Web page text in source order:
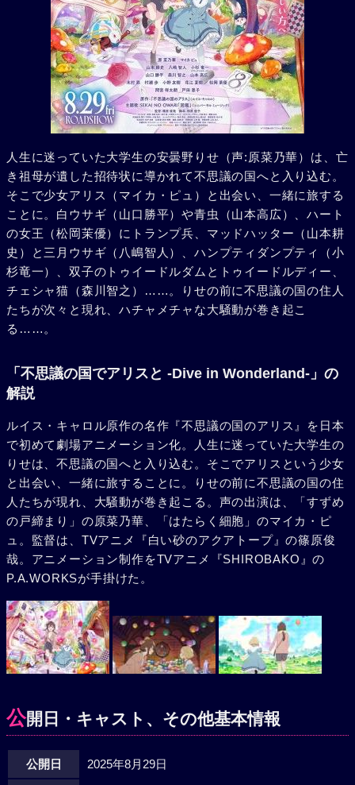
人生に迷っていた大学生の安曇野りせ（声:原菜乃華）は、亡
き祖母が遺した招待状に導かれて不思議の国へと入り込む。
そこで少女アリス（マイカ・ピュ）と出会い、一緒に旅する
ことに。白ウサギ（山口勝平）や青虫（山本高広）、ハート
の女王（松岡茉優）にトランプ兵、マッドハッター（山本耕
史）と三月ウサギ（八嶋智人）、ハンプティダンプティ（小
杉竜一）、双子のトゥイードルダムとトゥイードルディー、
チェシャ猫（森川智之）……。りせの前に不思議の国の住人
たちが次々と現れ、ハチャメチャな大騒動が巻き起こ
る……。
「不思議の国でアリスと -Dive in Wonderland-」の
解説
ルイス・キャロル原作の名作『不思議の国のアリス』を日本
で初めて劇場アニメーション化。人生に迷っていた大学生の
りせは、不思議の国へと入り込む。そこでアリスという少女
と出会い、一緒に旅することに。りせの前に不思議の国の住
人たちが現れ、大騒動が巻き起こる。声の出演は、「すずめ
の戸締まり」の原菜乃華、「はたらく細胞」のマイカ・ピ
ュ。監督は、TVアニメ『白い砂のアクアトープ』の篠原俊
哉。アニメーション制作をTVアニメ『SHIROBAKO』の
P.A.WORKSが手掛けた。
公開日・キャスト、その他基本情報
公開日 2025年8月29日